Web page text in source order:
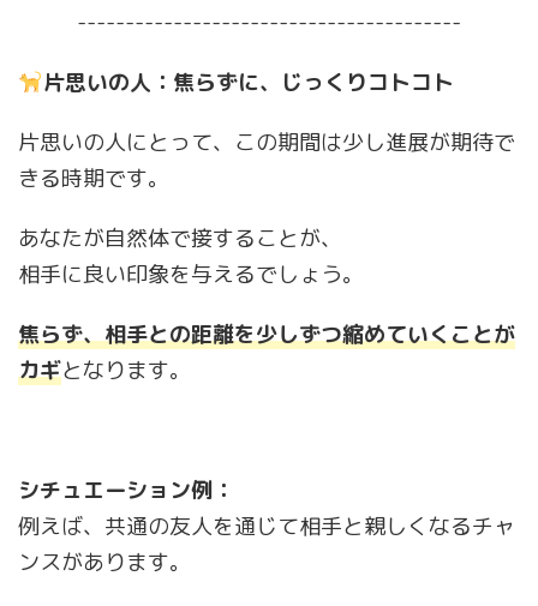
----------------------------------------
片思いの人：焦らずに、じっくりコトコト
片思いの人にとって、この期間は少し進展が期待で
きる時期です。
あなたが自然体で接することが、
相手に良い印象を与えるでしょう。
焦らず、相手との距離を少しずつ縮めていくことが
カギとなります。
シチュエーション例：
例えば、共通の友人を通じて相手と親しくなるチャ
ンスがあります。